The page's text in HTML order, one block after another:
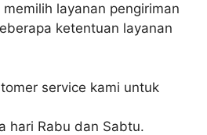
layanan pengiriman
ketentuan layanan
service kami untuk
hari Rabu dan Sabtu.